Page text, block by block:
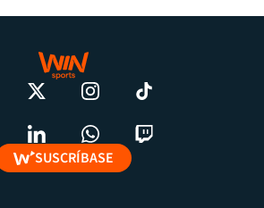
SUSCRÍBASE